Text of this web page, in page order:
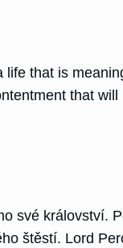
that is
that will
své království.
štěstí. Lord